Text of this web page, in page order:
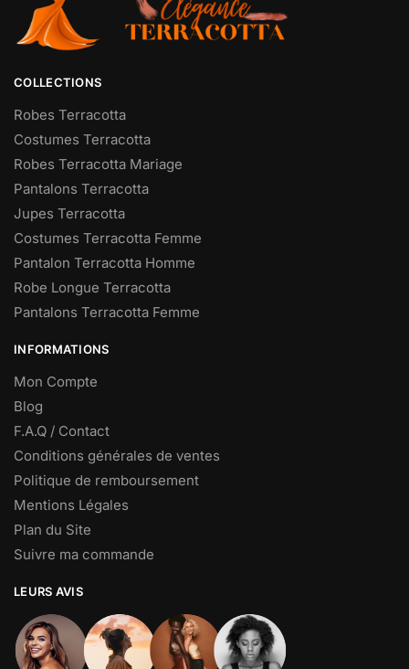
COLLECTIONS
Robes Terracotta
Costumes Terracotta
Robes Terracotta Mariage
Pantalons Terracotta
Jupes Terracotta
Costumes Terracotta Femme
Pantalon Terracotta Homme
Robe Longue Terracotta
Pantalons Terracotta Femme
INFORMATIONS
Mon Compte
Blog
F.A.Q / Contact
Conditions générales de ventes
Politique de remboursement
Mentions Légales
Plan du Site
Suivre ma commande
LEURS AVIS